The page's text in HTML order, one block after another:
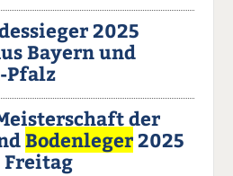
2025
Bayern und
Pfalz
der
Bodenleger2025